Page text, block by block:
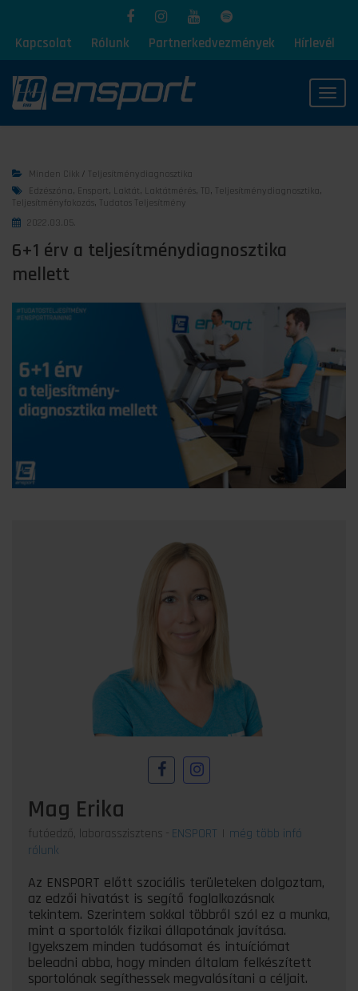
Kapcsolat Rólunk Partnerkedvezmények Hírlevél
Minden Cikk / Teljesítménydiagnosztika
Edzészóna, Ensport , Laktát , Laktátmérés, TD , Teljesítménydiagnosztika,
Teljesítményfokozás, Tudatos Teljesítmény
2022.03.05.
6+1 érv a teljesítménydiagnosztika
mellett
Mag Erika
futóedző, laborasszisztens - ENSPORT | még több infó
rólunk
Az ENSPORT előtt szociális területeken dolgoztam,
az edzői hivatást is segítő foglalkozásnak
tekintem. Szerintem sokkal többről szól ez a munka,
mint a sportolók fizikai állapotának javítása.
Igyekszem minden tudásomat és intuíciómat
beleadni abba, hogy minden általam felkészített
sportolónak segíthessek megvalósítani a céljait.